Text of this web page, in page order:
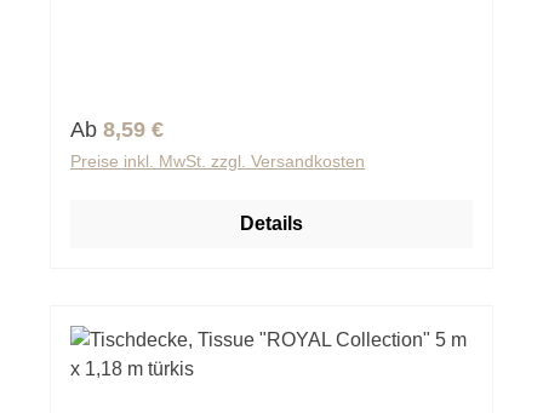
Regulärer Preis:
Ab 8,59 €
Preise inkl. MwSt. zzgl. Versandkosten
Details